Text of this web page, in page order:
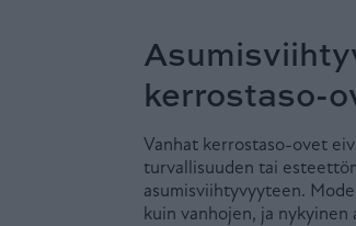
kerrostaso-
Vanhat kerrostaso-ovet
turvallisuuden tai
asumisviihtyvyyteen.
kuin vanhojen, ja nykyinen